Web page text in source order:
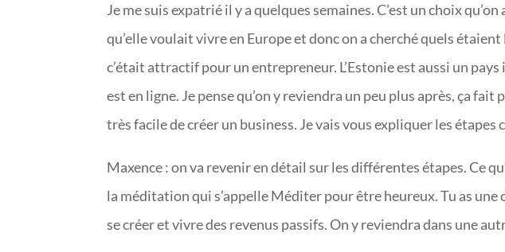
Je me suis expatrié il y a quelques semaines. C’est un choix
qu’elle voulait vivre en Europe et donc on a cherché quels
c’était attractif pour un entrepreneur. L’Estonie est aussi un
est en ligne. Je pense qu’on y reviendra un peu plus après, ça fait
très facile de créer un business. Je vais vous expliquer les étapes
Maxence : on va revenir en détail sur les différentes étapes. Ce
la méditation qui s’appelle Méditer pour être heureux. Tu as une
se créer et vivre des revenus passifs. On y reviendra dans une